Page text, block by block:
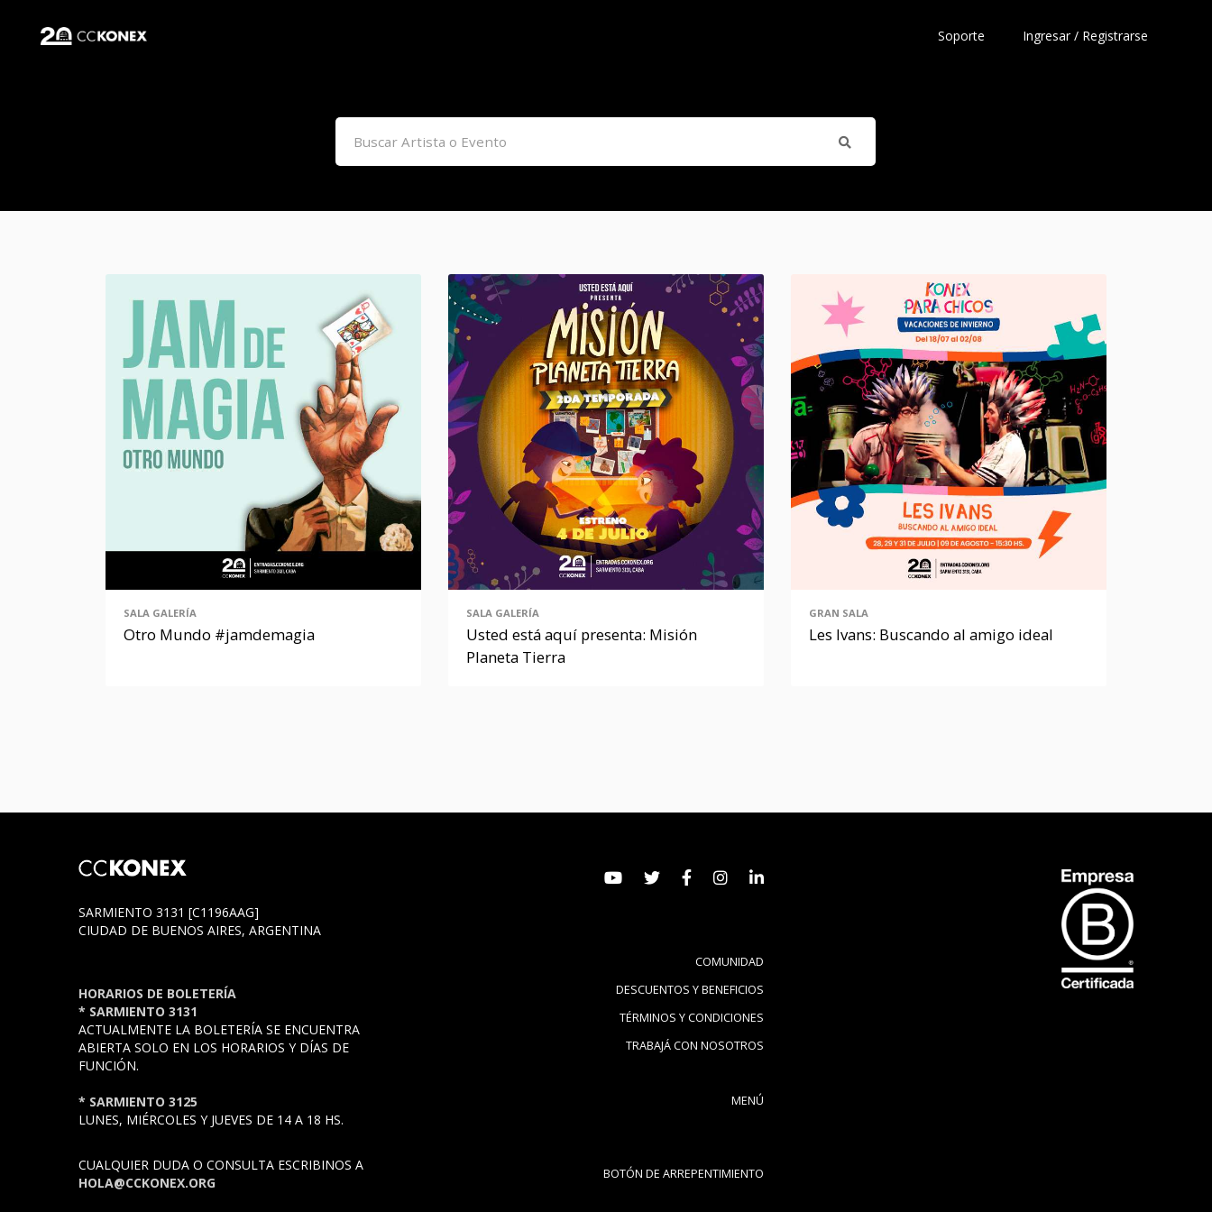
Soporte Ingresar / Registrarse
SALA GALERÍA
Otro Mundo #jamdemagia
SALA GALERÍA
Usted está aquí presenta: Misión
Planeta Tierra
GRAN SALA
Les Ivans: Buscando al amigo ideal
SARMIENTO 3131 [C1196AAG]
CIUDAD DE BUENOS AIRES, ARGENTINA
HORARIOS DE BOLETERÍA
* SARMIENTO 3131
ACTUALMENTE LA BOLETERÍA SE ENCUENTRA
ABIERTA SOLO EN LOS HORARIOS Y DÍAS DE
FUNCIÓN.
* SARMIENTO 3125
LUNES, MIÉRCOLES Y JUEVES DE 14 A 18 HS.
CUALQUIER DUDA O CONSULTA ESCRIBINOS A
HOLA@CCKONEX.ORG
COMUNIDAD
DESCUENTOS Y BENEFICIOS
TÉRMINOS Y CONDICIONES
TRABAJÁ CON NOSOTROS
MENÚ
BOTÓN DE ARREPENTIMIENTO